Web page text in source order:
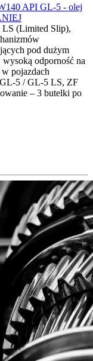
API GL-5 - olej
LS (Limited Slip),
pod dużym
odporność na
pojazdach
5 / GL-5 LS, ZF
– 3 butelki po